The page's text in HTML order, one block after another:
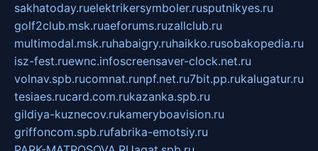
sakhatoday.ruelektrikersymboler.rusputnikyes.ru
golf2club.msk.ruaeforums.ruzallclub.ru
multimodal.msk.ruhabaigry.ruhaikko.rusobakopedia.ru
isz-fest.ruewnc.infoscreensaver-clock.net.ru
volnav.spb.rucomnat.runpf.net.ru7bit.pp.rukalugatur.ru
tesiaes.rucard.com.rukazanka.spb.ru
gildiya-kuznecov.rukameryboavision.ru
griffoncom.spb.rufabrika-emotsiy.ru